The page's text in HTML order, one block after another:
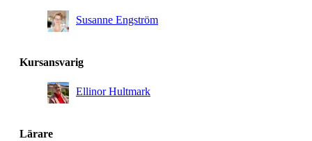
Susanne Engström
Kursansvarig
Ellinor Hultmark
Lärare